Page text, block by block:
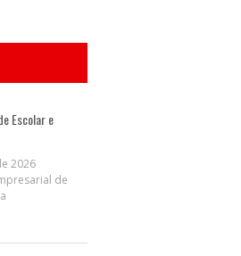
Escolar e
2026
de